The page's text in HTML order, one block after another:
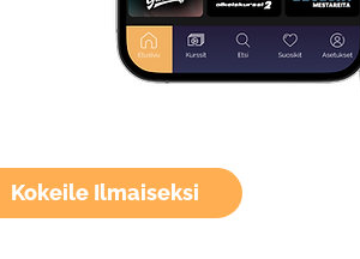
Kokeile Ilmaiseksi